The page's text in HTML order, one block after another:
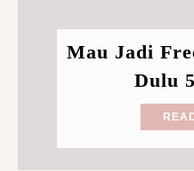
Mau Jadi
Dulu